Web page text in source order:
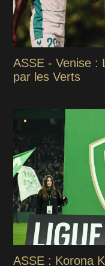
ASSE - Venise :
par les Verts
ASSE : Korona